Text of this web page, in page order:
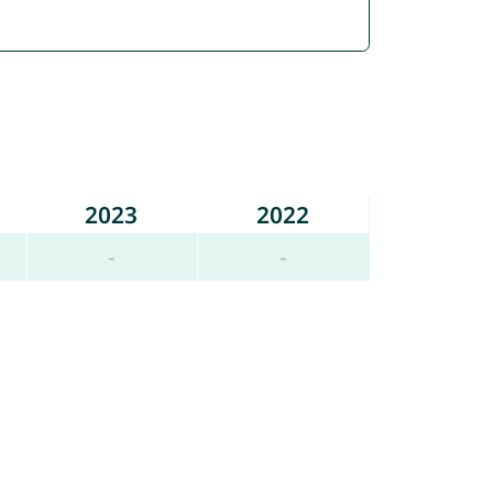
2023
2022
- -